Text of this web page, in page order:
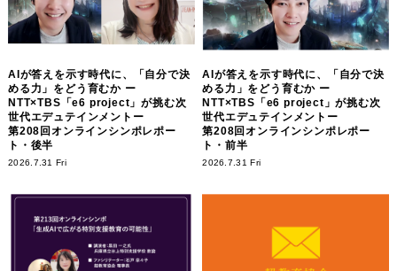
AIが答えを示す時代に、「自分で決
める力」をどう育むか ー
NTT×TBS「e6 project」が挑む次
世代エデュテインメントー
第208回オンラインシンポレポー
ト・後半
2026.7.31 Fri
AIが答えを示す時代に、「自分で決
める力」をどう育むか ー
NTT×TBS「e6 project」が挑む次
世代エデュテインメントー
第208回オンラインシンポレポー
ト・前半
2026.7.31 Fri